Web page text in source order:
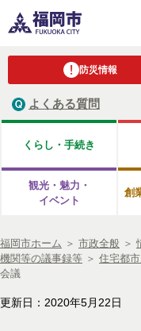
防災情報
よくある質問
くらし・手続き
観光・魅力・
イベント
創
福岡市ホーム ＞ 市政全般 ＞
機関等の議事録等 ＞ 住宅都
会議
更新日：2020年5月22日